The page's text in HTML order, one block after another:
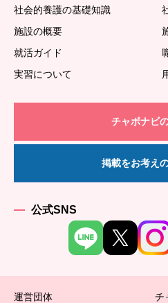
社会的養護の基礎知識
施設の概要
就活ガイド
実習について
チャボナビ
掲載をお考え
公式SNS
運営団体 チ